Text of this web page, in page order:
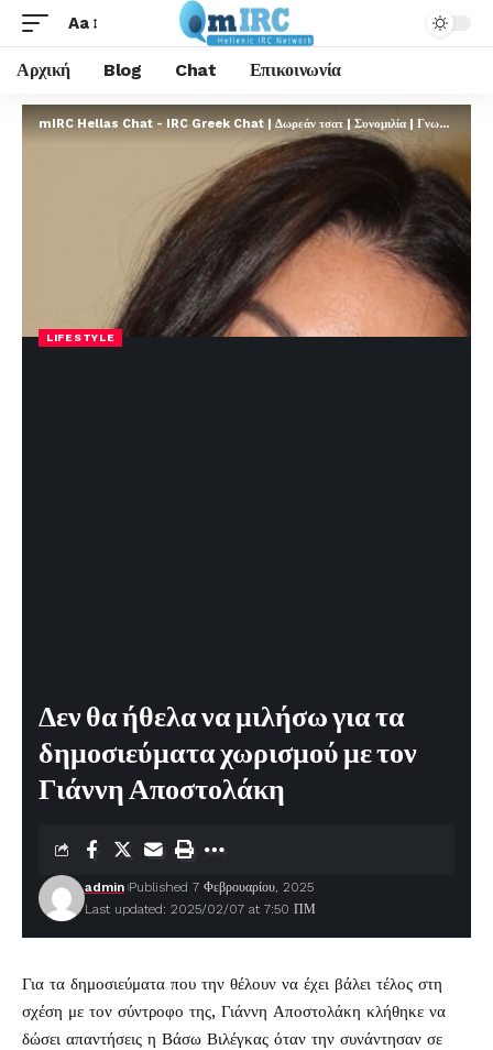
Aa
Αρχική Blog Chat Επικοινωνία
mIRC Hellas Chat - IRC Greek Chat | Δωρεάν τσατ | Συνομιλία | Γνωριμίες | FREE
LIFESTYLE
Δεν θα ήθελα να μιλήσω για τα
δημοσιεύματα χωρισμού με τον
Γιάννη Αποστολάκη
Last updated: 2025/02/07 at 7:50 ΠΜ
admin Published 7 Φεβρουαρίου, 2025
Για τα δημοσιεύματα που την θέλουν να έχει βάλει τέλος στη
σχέση με τον σύντροφο της, Γιάννη Αποστολάκη κλήθηκε να
δώσει απαντήσεις η Βάσω Βιλέγκας όταν την συνάντησαν σε